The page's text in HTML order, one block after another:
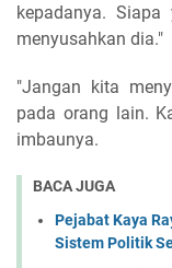
kepadanya.
menyusahkan dia."
"Jangan kita
pada orang lain.
imbaunya.
BACA JUGA
Pejabat Kaya
Sistem Politik